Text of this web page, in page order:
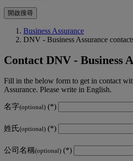
開啟搜尋
Business Assurance
DNV - Business Assurance
Contact DNV - Business
Fill in the below form to get in contact
Assurance. Please write in English.
名字(optional)
姓氏(optional)
公司名稱(optional)